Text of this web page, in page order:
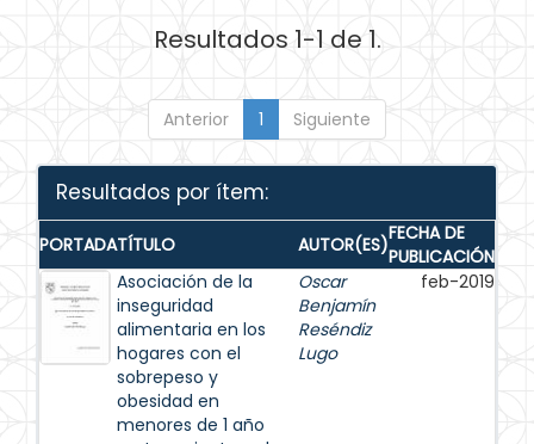
Resultados 1-1 de 1.
Anterior 1 Siguiente
Resultados por ítem:
PORTADATÍTULO AUTOR(ES)FECHA DE
PUBLICACIÓN
Asociación de la
inseguridad
alimentaria en los
hogares con el
sobrepeso y
obesidad en
menores de 1 año
Oscar
Benjamín
Reséndiz
Lugo
feb-2019